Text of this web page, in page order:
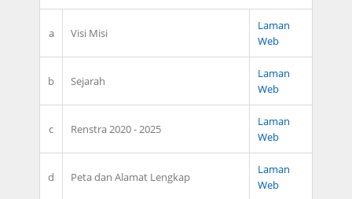
a Visi Misi
Laman
Web
b Sejarah
Laman
Web
c Renstra 2020 - 2025
Laman
Web
d Peta dan Alamat Lengkap
Laman
Web